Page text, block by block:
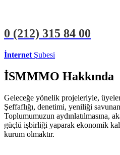
0 (212) 315 84 00
İnternet Şubesi
İSMMMO Hakkında
Geleceğe yönelik projeleriyle,
Şeffaflığı, denetimi, yeniliği
Toplumumuzun aydınlatılmasına,
güçlü işbirliği yaparak ekonomik
kurum olmaktır.